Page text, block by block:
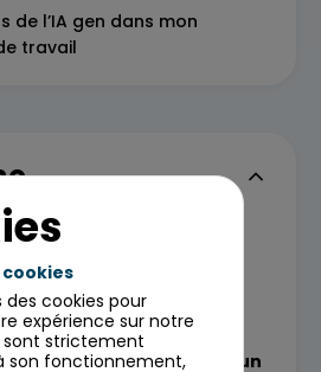
de l’IA gen dans mon
travail
IA Générative
qui transformera votre
Socle Applicatif avec un
des cookies pour
expérience sur notre
sont strictement
son fonctionnement,